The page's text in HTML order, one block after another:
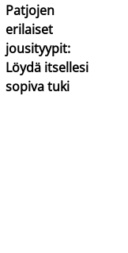
Patjojen
erilaiset
jousityypit:
Löydä itsellesi
sopiva tuki